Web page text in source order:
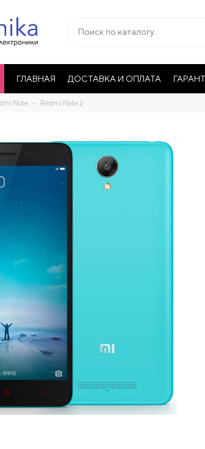
ГЛАВНАЯ ДОСТАВКА И ОПЛАТА
Note Redmi Note 2